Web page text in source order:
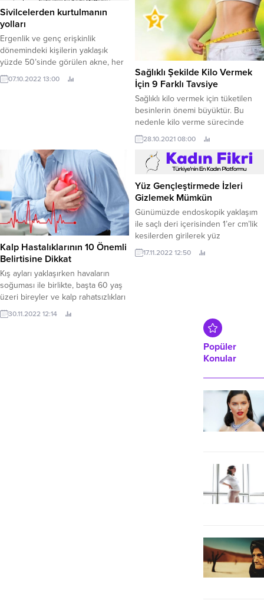
Sivilcelerden kurtulmanın
yolları
Ergenlik ve genç erişkinlik
dönemindeki kişilerin yaklaşık
yüzde 50’sinde görülen akne, her
yaşta ortaya çıkabiliyor.
07.10.2022 13:00
Sağlıklı Şekilde Kilo Vermek
İçin 9 Farklı Tavsiye
Sağlıklı kilo vermek için tüketilen
besinlerin önemi büyüktür. Bu
nedenle kilo verme sürecinde
olduğu gibi devamında da sağlıklı
kalabilmek için tüketeceğiniz
besinlere dikkat etmeniz gerekir.
Bugüne kadar işe yaradığı
kanıtlanmış sağlıklı kilo vermeye
yardımcı olduğu bilinen besin
daha kolay bir şekilde zayıflamak
mümkündür. Yazımız da sağlıklı
şekilde...
28.10.2021 08:00
Kalp Hastalıklarının 10 Önemli
Belirtisine Dikkat
Kış ayları yaklaşırken havaların
soğuması ile birlikte, başta 60 yaş
üzeri bireyler ve kalp rahatsızlıkları
olan kişilerde tansiyon
değişiklikleri, kalp atış hızında
30.11.2022 12:14
Yüz Gençleştirmede İzleri
Gizlemek Mümkün
Günümüzde endoskopik yaklaşım
ile saçlı deri içerisinden 1’er cm’lik
kesilerden girilerek yüz
gençleştirme (yüz germe)
ameliyatlarının uygulanabildiğini
17.11.2022 12:50
Popüler
Konular